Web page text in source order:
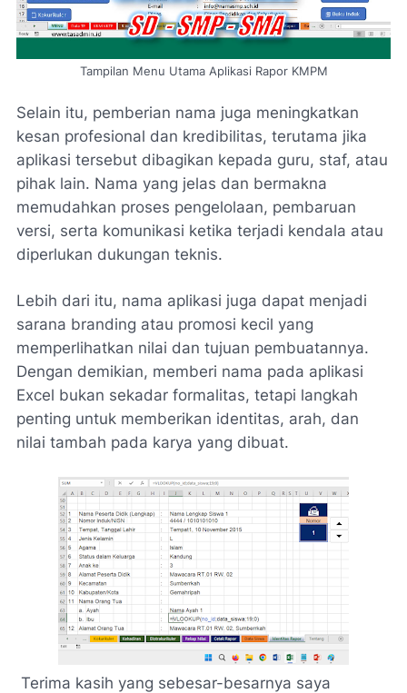
Tampilan Menu Utama Aplikasi Rapor KMPM
Selain itu, pemberian nama juga meningkatkan
kesan profesional dan kredibilitas, terutama jika
aplikasi tersebut dibagikan kepada guru, staf, atau
pihak lain. Nama yang jelas dan bermakna
memudahkan proses pengelolaan, pembaruan
versi, serta komunikasi ketika terjadi kendala atau
diperlukan dukungan teknis.
Lebih dari itu, nama aplikasi juga dapat menjadi
sarana branding atau promosi kecil yang
memperlihatkan nilai dan tujuan pembuatannya.
Dengan demikian, memberi nama pada aplikasi
Excel bukan sekadar formalitas, tetapi langkah
penting untuk memberikan identitas, arah, dan
nilai tambah pada karya yang dibuat.
Terima kasih yang sebesar-besarnya saya